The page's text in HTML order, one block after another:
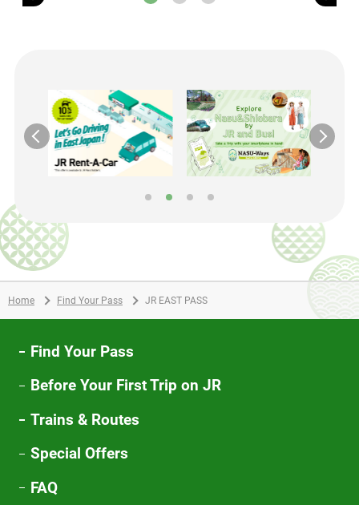
ン
ド
ウ
で
開
き
す
ン
ウ
で
き
Home Find Your Pass JR EAST PASS
Find Your Pass
Before Your First Trip on JR
Trains & Routes
Special Offers
FAQ